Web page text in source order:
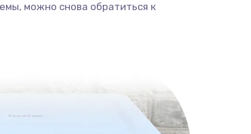
можно снова обратиться к